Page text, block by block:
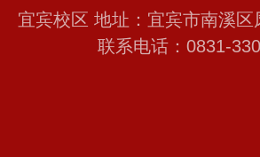
宜宾校区 地址：宜宾市南溪区
联系电话：0831-